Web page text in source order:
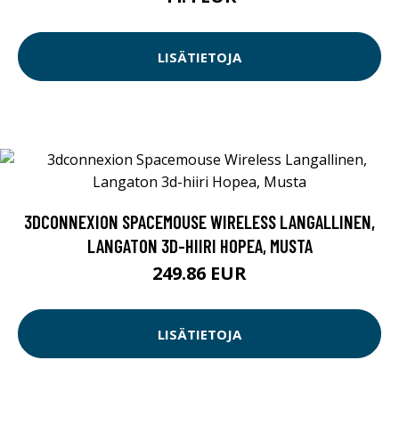
LISÄTIETOJA
3DCONNEXION SPACEMOUSE WIRELESS LANGALLINEN,
LANGATON 3D-HIIRI HOPEA, MUSTA
249.86 EUR
LISÄTIETOJA